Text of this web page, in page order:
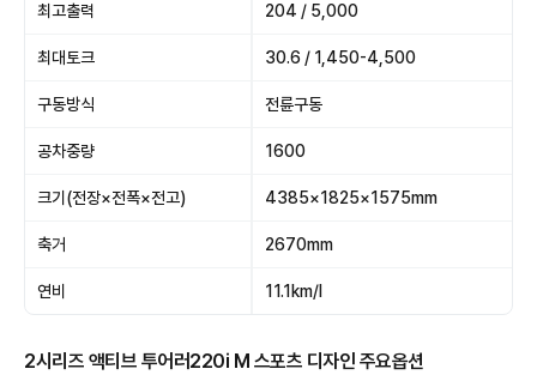
최고출력 204 / 5,000
최대토크 30.6 / 1,450-4,500
구동방식 전륜구동
공차중량 1600
크기(전장×전폭×전고) 4385×1825×1575mm
축거 2670mm
연비 11.1km/l
2시리즈 액티브 투어러220i M 스포츠 디자인 주요옵션